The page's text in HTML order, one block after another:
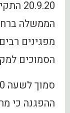
הממשלה
מפגינים
הסמוכים
ההפגנה כי